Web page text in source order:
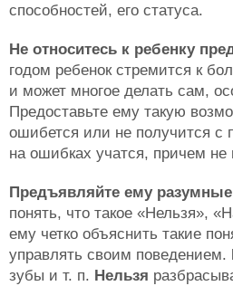
способностей, его статуса.
Не относитесь к ребенку
годом ребенок стремится к
и может многое делать сам,
Предоставьте ему такую
ошибется или не получится с
на ошибках учатся, причем
Предъявляйте ему
понять, что такое «Нельзя»,
ему четко объяснить такие
управлять своим поведением.
зубы и т. п. Нельзя